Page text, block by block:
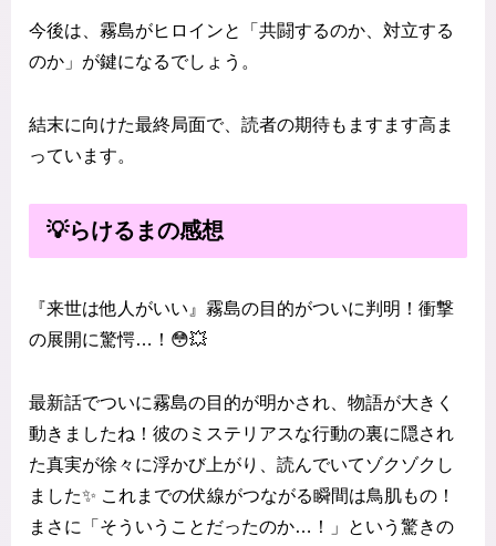
今後は、霧島がヒロインと「共闘するのか、対立する
のか」が鍵になるでしょう。
結末に向けた最終局面で、読者の期待もますます高ま
っています。
💡らけるまの感想
『来世は他人がいい』霧島の目的がついに判明！衝撃
の展開に驚愕…！😳💥
最新話でついに霧島の目的が明かされ、物語が大きく
動きましたね！彼のミステリアスな行動の裏に隠され
た真実が徐々に浮かび上がり、読んでいてゾクゾクし
ました✨ これまでの伏線がつながる瞬間は鳥肌もの！
まさに「そういうことだったのか…！」という驚きの